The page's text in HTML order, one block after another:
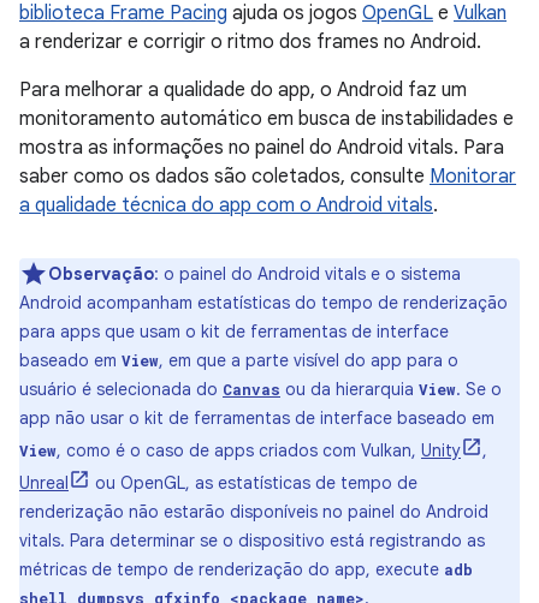
biblioteca Frame Pacing ajuda os jogos OpenGL e Vulkan
a renderizar e corrigir o ritmo dos frames no Android.
Para melhorar a qualidade do app, o Android faz um
monitoramento automático em busca de instabilidades e
mostra as informações no painel do Android vitals. Para
saber como os dados são coletados, consulte Monitorar
a qualidade técnica do app com o Android vitals.
Observação: o painel do Android vitals e o sistema
Android acompanham estatísticas do tempo de renderização
para apps que usam o kit de ferramentas de interface
baseado em View, em que a parte visível do app para o
usuário é selecionada do Canvas ou da hierarquia View. Se o
app não usar o kit de ferramentas de interface baseado em
View, como é o caso de apps criados com Vulkan, Unity
,
Unreal
ou OpenGL, as estatísticas de tempo de
renderização não estarão disponíveis no painel do Android
vitals. Para determinar se o dispositivo está registrando as
métricas de tempo de renderização do app, execute adb
shell dumpsys gfxinfo <package name>.